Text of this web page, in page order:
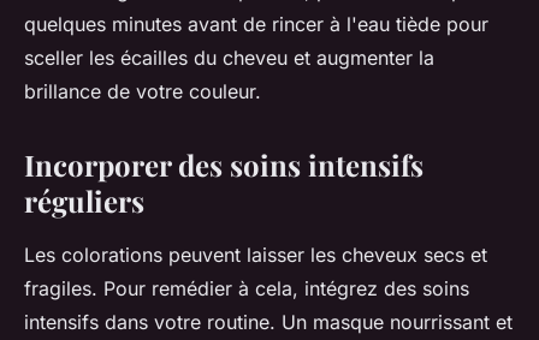
quelques minutes avant de rincer à l'eau tiède pour
sceller les écailles du cheveu et augmenter la
brillance de votre couleur.
Incorporer des soins intensifs
réguliers
Les colorations peuvent laisser les cheveux secs et
fragiles. Pour remédier à cela, intégrez des soins
intensifs dans votre routine. Un masque nourrissant et